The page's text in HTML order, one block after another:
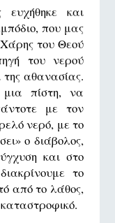
ευχήθηκε και
που μας
του Θεού
του νερού
αθανασίας.
πίστη, να
με τον
νερό, με το
ο διάβολος,
και στο
το
από το λάθος,